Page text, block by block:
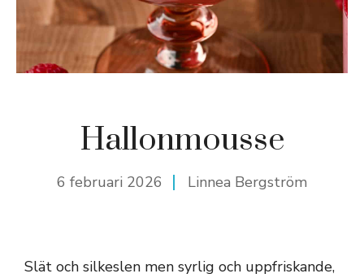
Hallonmousse
6 februari 2026 Linnea Bergström
Slät och silkeslen men syrlig och uppfriskande,